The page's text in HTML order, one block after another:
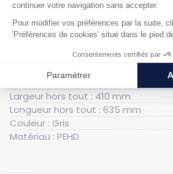
Générales
Volume de rétention : 40 l
Capacité de charge statique : 100 kg
Largeur hors tout : 410 mm
Longueur hors tout : 635 mm
Couleur : Gris
Matériau : PEHD